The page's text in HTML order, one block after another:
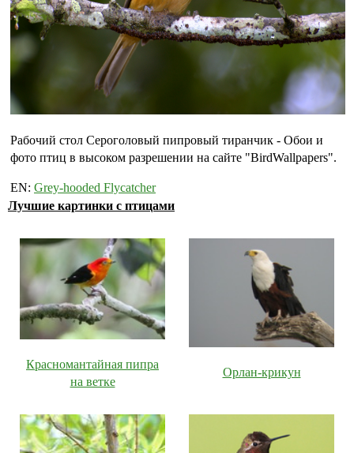
Рабочий стол Сероголовый пипровый тиранчик - Обои и
фото птиц в высоком разрешении на сайте "BirdWallpapers".
EN: Grey-hooded Flycatcher
Лучшие картинки с птицами
Красномантайная пипра
на ветке
Орлан-крикун